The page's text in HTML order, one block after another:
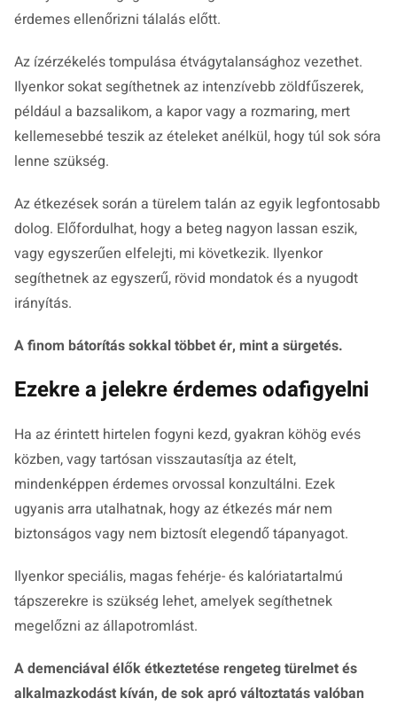
érdemes ellenőrizni tálalás előtt.
Az ízérzékelés tompulása étvágytalansághoz vezethet.
Ilyenkor sokat segíthetnek az intenzívebb zöldfűszerek,
például a bazsalikom, a kapor vagy a rozmaring, mert
kellemesebbé teszik az ételeket anélkül, hogy túl sok sóra
lenne szükség.
Az étkezések során a türelem talán az egyik legfontosabb
dolog. Előfordulhat, hogy a beteg nagyon lassan eszik,
vagy egyszerűen elfelejti, mi következik. Ilyenkor
segíthetnek az egyszerű, rövid mondatok és a nyugodt
irányítás.
A finom bátorítás sokkal többet ér, mint a sürgetés.
Ezekre a jelekre érdemes odafigyelni
Ha az érintett hirtelen fogyni kezd, gyakran köhög evés
közben, vagy tartósan visszautasítja az ételt,
mindenképpen érdemes orvossal konzultálni. Ezek
ugyanis arra utalhatnak, hogy az étkezés már nem
biztonságos vagy nem biztosít elegendő tápanyagot.
Ilyenkor speciális, magas fehérje- és kalóriatartalmú
tápszerekre is szükség lehet, amelyek segíthetnek
megelőzni az állapotromlást.
A demenciával élők étkeztetése rengeteg türelmet és
alkalmazkodást kíván, de sok apró változtatás valóban